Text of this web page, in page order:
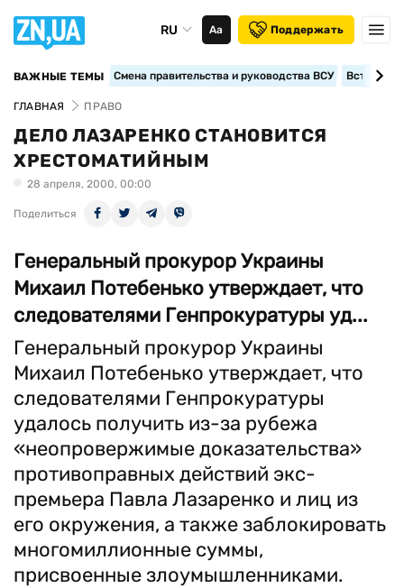
RU Аа Поддержать
ВАЖНЫЕ ТЕМЫ Смена правительства и руководства ВСУ
ГЛАВНАЯ ПРАВО
ДЕЛО ЛАЗАРЕНКО СТАНОВИТСЯ
ХРЕСТОМАТИЙНЫМ
28 апреля, 2000, 00:00
Поделиться
Генеральный прокурор Украины
Михаил Потебенько утверждает, что
следователями Генпрокуратуры уд...
Генеральный прокурор Украины
Михаил Потебенько утверждает, что
следователями Генпрокуратуры
удалось получить из-за рубежа
«неопровержимые доказательства»
противоправных действий экс-
премьера Павла Лазаренко и лиц из
его окружения, а также заблокировать
многомиллионные суммы,
присвоенные злоумышленниками.